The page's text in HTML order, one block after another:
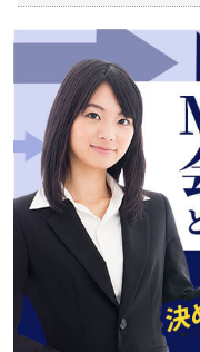
秘密保持契約（
秘密保持契約（
秘密保持契約（
秘密保持契約（
秘密保持契約（
M&Aの際の契約書
秘密保持契約（
秘密保持契約（